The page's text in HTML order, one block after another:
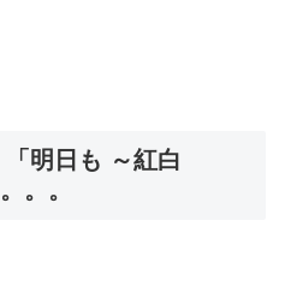
明日も ～紅白
。。